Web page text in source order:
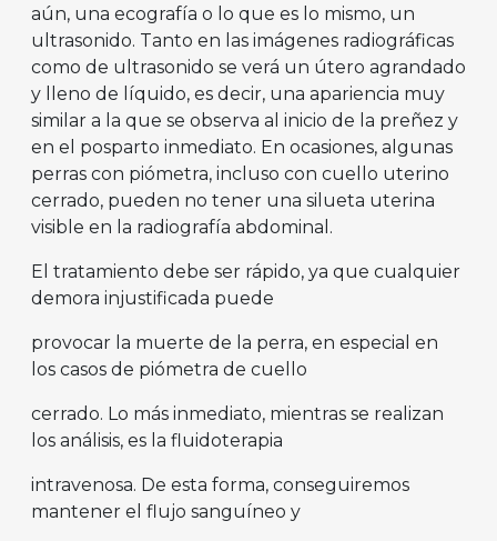
aún, una ecografía o lo que es lo mismo, un
ultrasonido. Tanto en las imágenes radiográficas
como de ultrasonido se verá un útero agrandado
y lleno de líquido, es decir, una apariencia muy
similar a la que se observa al inicio de la preñez y
en el posparto inmediato. En ocasiones, algunas
perras con piómetra, incluso con cuello uterino
cerrado, pueden no tener una silueta uterina
visible en la radiografía abdominal.
El tratamiento debe ser rápido, ya que cualquier
demora injustificada puede
provocar la muerte de la perra, en especial en
los casos de piómetra de cuello
cerrado. Lo más inmediato, mientras se realizan
los análisis, es la fluidoterapia
intravenosa. De esta forma, conseguiremos
mantener el flujo sanguíneo y